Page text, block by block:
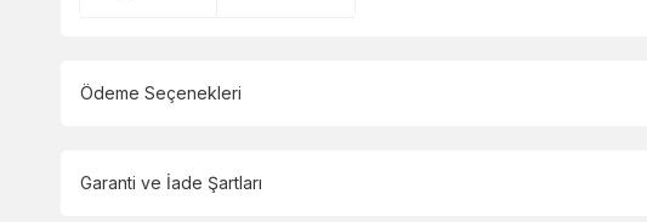
Ödeme Seçenekleri
Garanti ve İade Şartları